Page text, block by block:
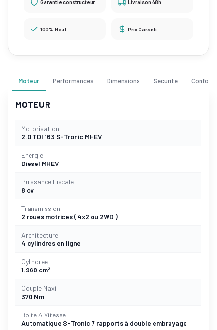
Garantie constructeur Livraison 48h
100% Neuf Prix Garanti
Moteur Performances Dimensions Sécurité Confort
MOTEUR
Motorisation
2.0 TDI 163 S-Tronic MHEV
Energie
Diesel MHEV
Puissance Fiscale
8 cv
Transmission
2 roues motrices ( 4x2 ou 2WD )
Architecture
4 cylindres en ligne
Cylindree
1.968 cm³
Couple Maxi
370 Nm
Boite A Vitesse
Automatique S-Tronic 7 rapports à double embrayage